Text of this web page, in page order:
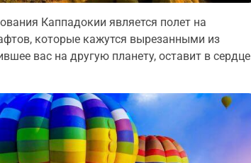
Каппадокии является полет на
которые кажутся вырезанными из
вас на другую планету, оставит в сердце